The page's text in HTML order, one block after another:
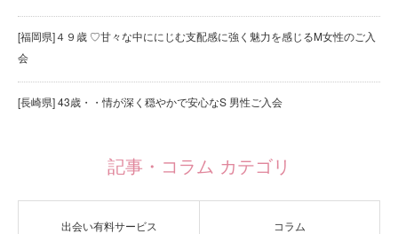
[福岡県]４９歳 ♡甘々な中ににじむ支配感に強く魅力を感じるM女性のご入
会
[長崎県] 43歳・・情が深く穏やかで安心なS 男性ご入会
記事・コラム カテゴリ
出会い有料サービス コラム